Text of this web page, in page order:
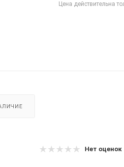
Цена действительна
Нет оценок